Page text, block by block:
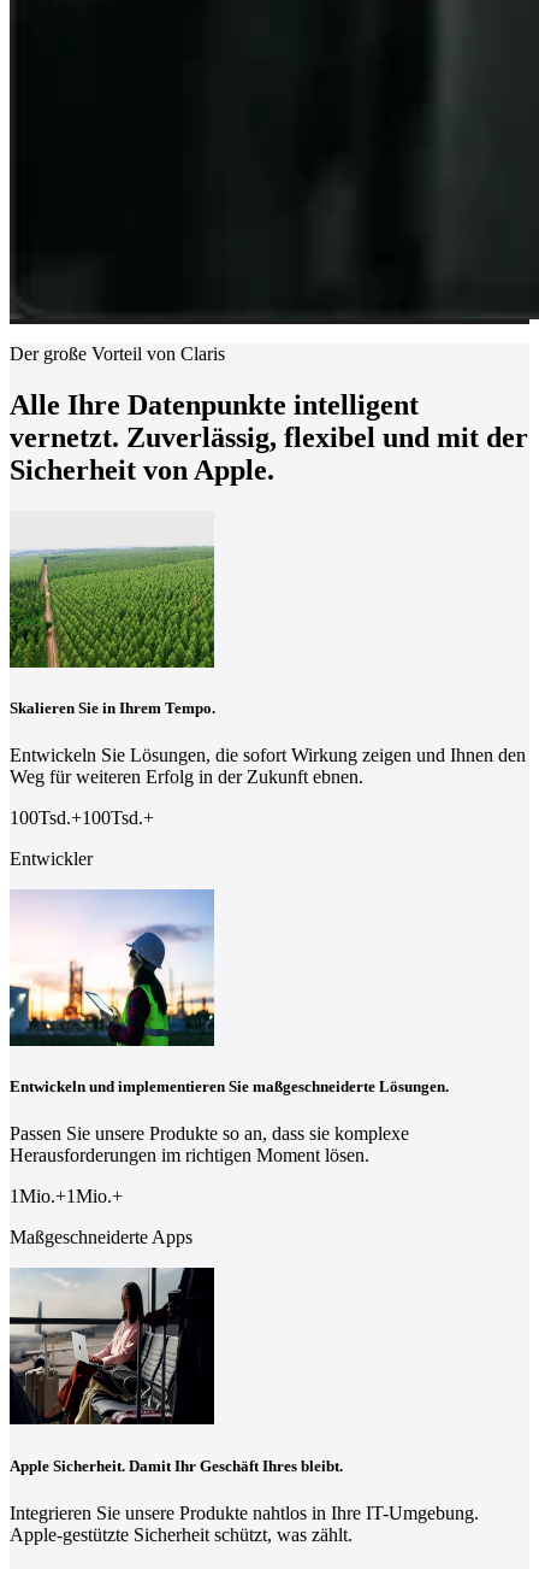
Der große Vorteil von Claris
Alle Ihre Datenpunkte intelligent
vernetzt. Zuverlässig, flexibel und mit der
Sicherheit von Apple.
Skalieren Sie in Ihrem Tempo.
Entwickeln Sie Lösungen, die sofort Wirkung zeigen und Ihnen den
Weg für weiteren Erfolg in der Zukunft ebnen.
100Tsd.+100Tsd.+
Entwickler
Entwickeln und implementieren Sie maßgeschneiderte Lösungen.
Passen Sie unsere Produkte so an, dass sie komplexe
Herausforderungen im richtigen Moment lösen.
1Mio.+1Mio.+
Maßgeschneiderte Apps
Apple Sicherheit. Damit Ihr Geschäft Ihres bleibt.
Integrieren Sie unsere Produkte nahtlos in Ihre IT-Umgebung.
Apple-gestützte Sicherheit schützt, was zählt.